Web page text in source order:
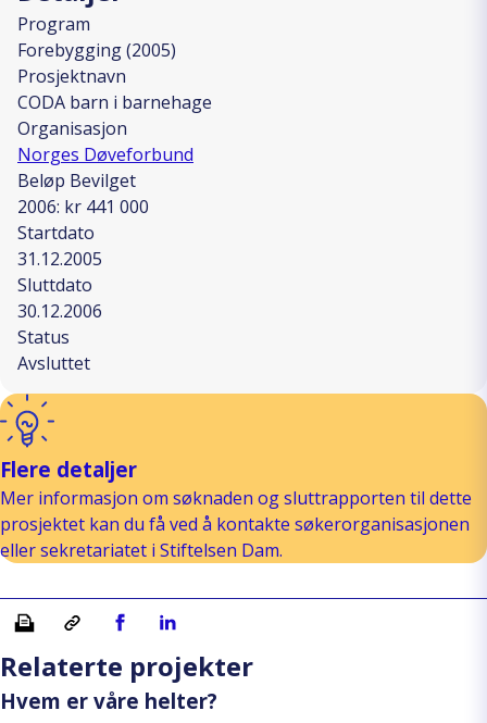
Program
Forebygging (2005)
Prosjektnavn
CODA barn i barnehage
Organisasjon
Norges Døveforbund
Beløp Bevilget
2006: kr 441 000
Startdato
31.12.2005
Sluttdato
30.12.2006
Status
Avsluttet
Flere detaljer
Mer informasjon om søknaden og sluttrapporten til dette
prosjektet kan du få ved å kontakte søkerorganisasjonen
eller sekretariatet i Stiftelsen Dam.
Skriv ut Kopiera länkDel på Facebook
Del på Linkedin
Relaterte projekter
Hvem er våre helter?